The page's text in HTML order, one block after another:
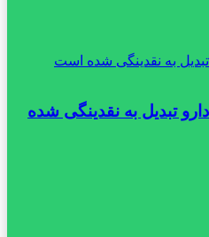
دارو تبدیل به نقدینگی شده